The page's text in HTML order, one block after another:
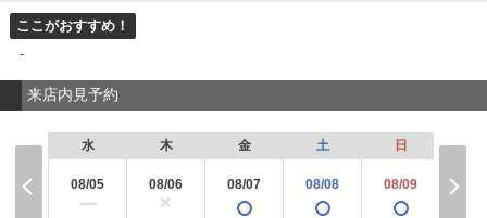
ここがおすすめ！
-
来店内見予約
水
08/05
ー
木
08/06
×
金
08/07
土
08/08
日
08/09